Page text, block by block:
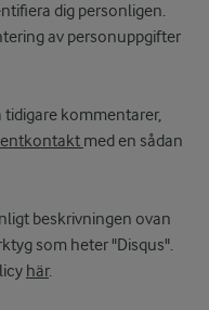
dig personligen.
av personuppgifter
tidigare kommentarer,
med en sådan
beskrivningen ovan
som heter "Disqus".
här.